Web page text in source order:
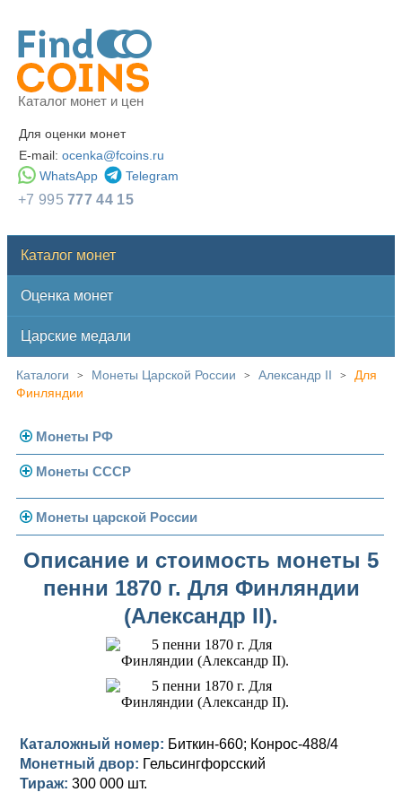
Каталог монет и цен
Для оценки монет
E-mail: ocenka@fcoins.ru
WhatsApp
Telegram
+7 995777 44 15
Каталог монет
Оценка монет
Царские медали
Каталоги > Монеты Царской России > Александр II >
Для
Финляндии
Монеты РФ
Современная Россия
Монеты 1991-1993 гг.
Монеты СССР
Погодовка СССР
Монеты 1958 года
Золотые червонцы
Памятные и юбилейные
Монеты царской России
Николай II (1894-1917)
Золото
Германская оккупация
Для Финляндии
Памятные и донативные
Александр III (1881-1894)
Для Финляндии
Памятные и донативные
Александр II (1855-1881)
Медь
Для Финляндии
Николай I (1825-1855)
Платина, золото
Серебро
Александр I (1801-1825)
Золото
Серебро
Павел I (1796-1801)
Золото
Екатерина II (1762-1796)
Описание и стоимость монеты 5
пенни 1870 г. Для Финляндии
(Александр II).
Каталожный номер: Биткин-660; Конрос-488/4
Монетный двор: Гельсингфорсский
Тираж: 300 000 шт.